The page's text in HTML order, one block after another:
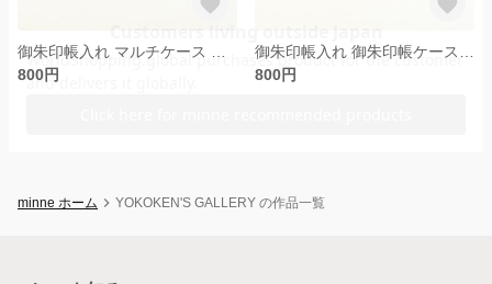
800円
800円
minne ホーム YOKOKEN'S GALLERY の作品一覧